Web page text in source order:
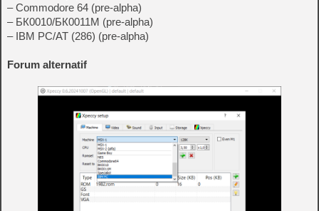
– Commodore 64 (pre-alpha)
– БК0010/БК0011M (pre-alpha)
– IBM PC/AT (286) (pre-alpha)
Forum alternatif